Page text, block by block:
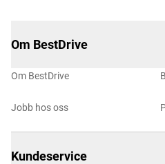
Om BestDrive
Om BestDrive
Jobb hos oss
Kundeservice